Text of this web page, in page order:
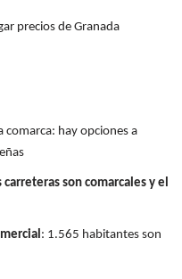
precios de Granada
comarca: hay opciones a
carreteras son comarcales y el
: 1.565 habitantes son